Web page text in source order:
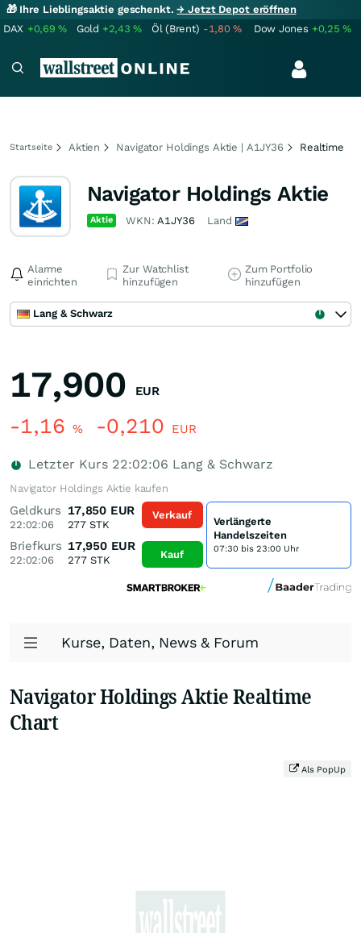
🎁 Ihre Lieblingsaktie geschenkt.→ Jetzt Depot eröffnen
DAX +0,69% Gold +2,43% Öl (Brent) -1,80% Dow Jones +0,25%
Startseite Aktien Navigator Holdings Aktie | A1JY36 Realtime
Navigator Holdings Aktie
Aktie WKN:A1JY36 Land
Alarme
einrichten
Zur Watchlist
hinzufügen
Zum Portfolio
hinzufügen
Lang & Schwarz
17,900 EUR
-1,16 % -0,210 EUR
Letzter Kurs 22:02:06 Lang & Schwarz
Navigator Holdings Aktie kaufen
Geldkurs
22:02:06
17,850 EUR
277 STK
Briefkurs
22:02:06
17,950 EUR
277STK
Verkauf
Kauf
Verlängerte
Handelszeiten
07:30 bis 23:00 Uhr
Kurse, Daten, News & Forum
Navigator Holdings Aktie Realtime
Chart
Als PopUp